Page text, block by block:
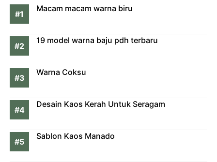
Macam macam warna biru
19 model warna baju pdh terbaru
Warna Coksu
Desain Kaos Kerah Untuk Seragam
Sablon Kaos Manado